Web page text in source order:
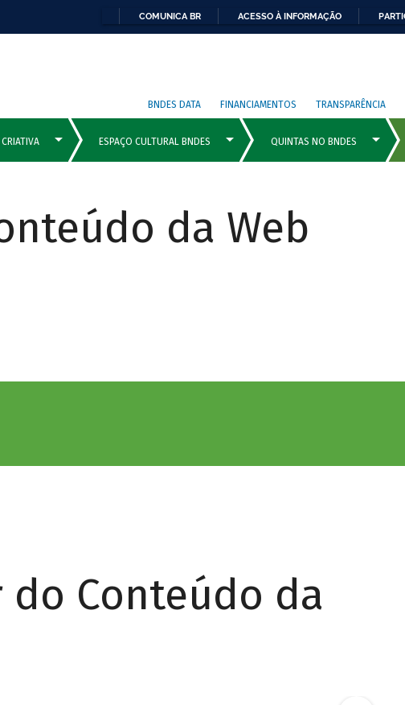
COMUNICA BR ACESSO À INFORMAÇÃO
BNDES DATA FINANCIAMENTOS TRANSPARÊNCIA
da Web
Conteúdo da